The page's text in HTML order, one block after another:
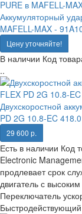
Аккумуляторный
MAFELL-MAX -
Цену уточняйте!
В наличии Код
..
Двухскоростной
PD 2G 10.8-EC
29 600 р.
Есть в наличии Код
Electronic
продлевает срок
двигатель с
Переключатель